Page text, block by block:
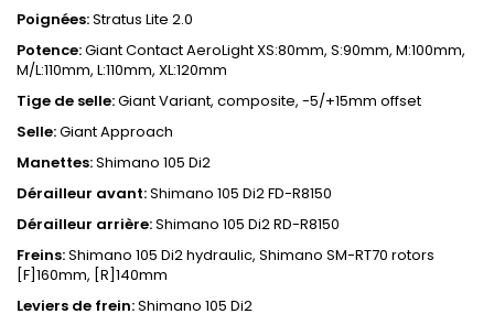
Poignées:Stratus Lite 2.0
Potence:Giant Contact AeroLight XS:80mm, S:90mm, M:100mm,
M/L:110mm, L:110mm, XL:120mm
Tige de selle:Giant Variant, composite, -5/+15mm offset
Selle:Giant Approach
Manettes:Shimano 105 Di2
Dérailleur avant:Shimano 105 Di2 FD-R8150
Dérailleur arrière:Shimano 105 Di2 RD-R8150
Freins:Shimano 105 Di2 hydraulic, Shimano SM-RT70 rotors
[F]160mm, [R]140mm
Leviers de frein:Shimano 105 Di2